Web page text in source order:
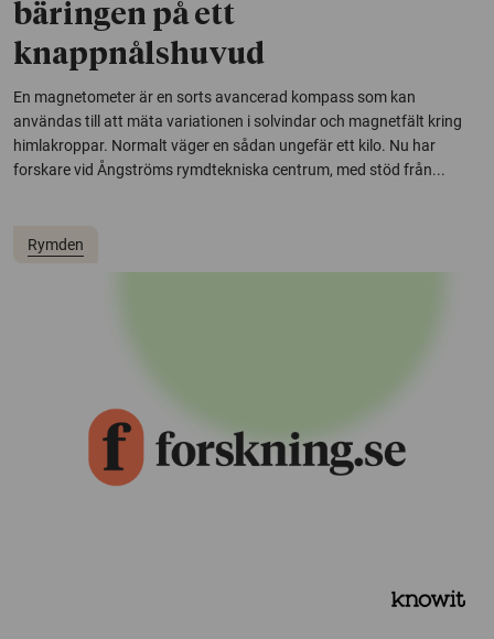
bäringen på ett
knappnålshuvud
En magnetometer är en sorts avancerad kompass som kan
användas till att mäta variationen i solvindar och magnetfält kring
himlakroppar. Normalt väger en sådan ungefär ett kilo. Nu har
forskare vid Ångströms rymdtekniska centrum, med stöd från...
Rymden